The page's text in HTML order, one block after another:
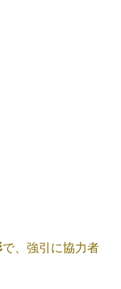
で、強引に協力者